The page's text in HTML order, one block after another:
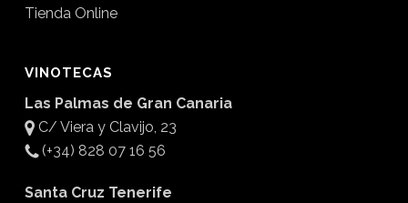
Tienda Online
VINOTECAS
Las Palmas de Gran Canaria
C/ Viera y Clavijo, 23
(+34) 828 07 16 56
Santa Cruz Tenerife